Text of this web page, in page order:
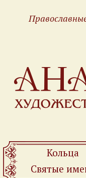
Кольца
Святые